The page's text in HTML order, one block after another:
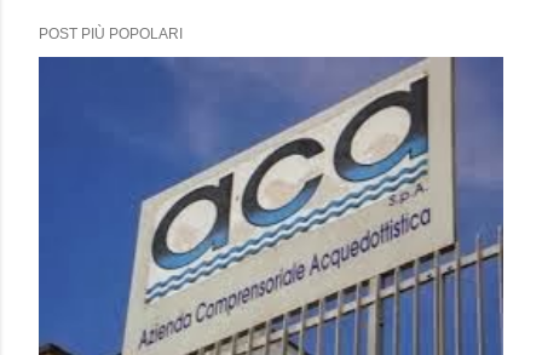
POST PIÙ POPOLARI